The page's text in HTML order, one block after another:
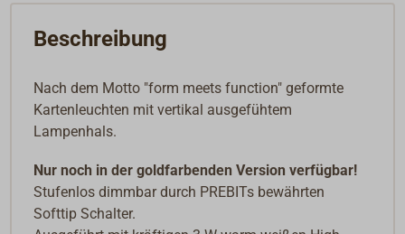
Beschreibung
Nach dem Motto "form meets function" geformte
Kartenleuchten mit vertikal ausgefühtem
Lampenhals.
Nur noch in der goldfarbenden Version verfügbar!
Stufenlos dimmbar durch PREBITs bewährten
Softtip Schalter.